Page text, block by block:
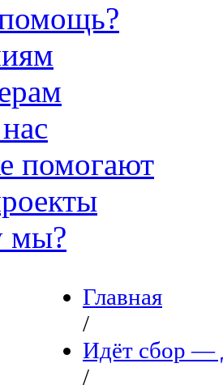
помогают
мы?
Главная
/
Идёт сбор
/